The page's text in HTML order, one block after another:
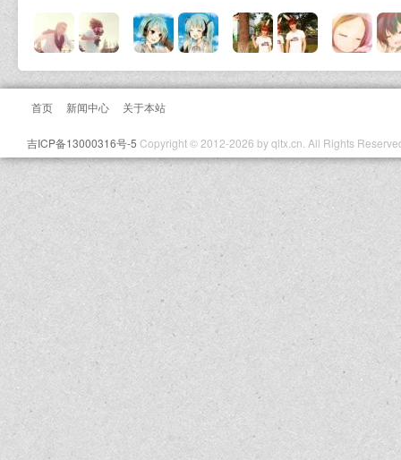
首页 新闻中心 关于本站
吉ICP备13000316号-5 Copyright © 2012-2026 by qltx.cn. All Rights